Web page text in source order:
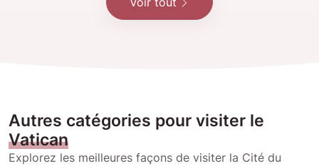
Autres catégories pour visiter le
Vatican
Explorez les meilleures façons de visiter la Cité du